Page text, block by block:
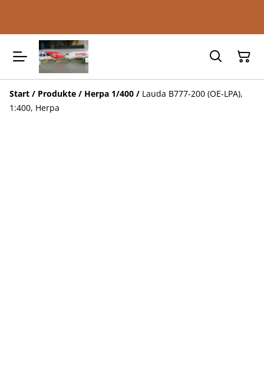
Start / Produkte / Herpa 1/400 / Lauda B777-200 (OE-LPA),
1:400, Herpa